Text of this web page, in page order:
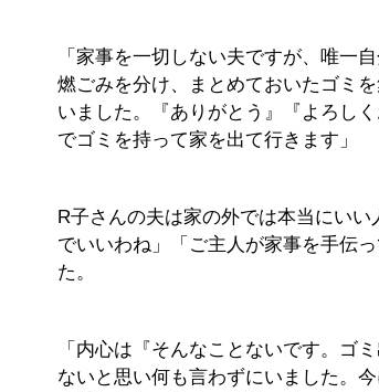
「家事を一切しない夫ですが、唯一
燃ごみを分け、まとめておいたゴミ
いました。『ありがとう』『よろし
でゴミを持って家を出て行きます」
R子さんの夫は家の外では本当にい
でいいわね」「ご主人が家事を手伝
た。
「内心は『そんなことないです。ゴ
ないと思い何も言わずにいました。